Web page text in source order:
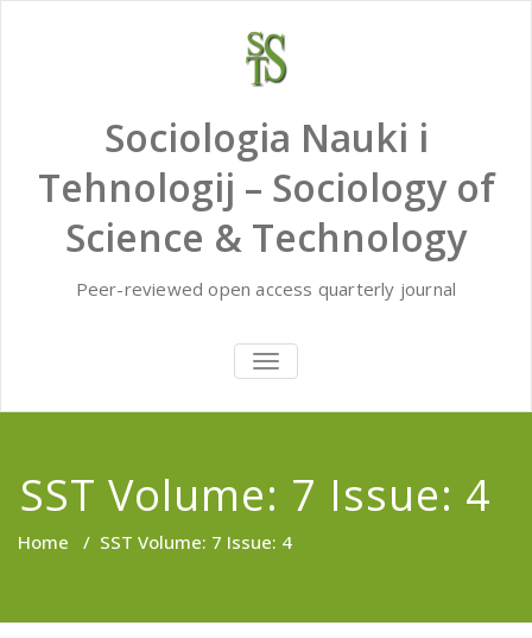
Sociologia Nauki i
Tehnologij – Sociology of
Science & Technology
Peer-reviewed open access quarterly journal
TOGGLE
NAVIGATION
SST Volume: 7 Issue: 4
Home / SST Volume: 7 Issue: 4